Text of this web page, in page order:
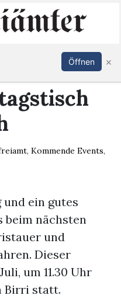
Anmelden
,Kommende Events,
ein gutes
beim nächsten
und
Dieser
um 11.30 Uhr
Birri statt.
Öffnen ×